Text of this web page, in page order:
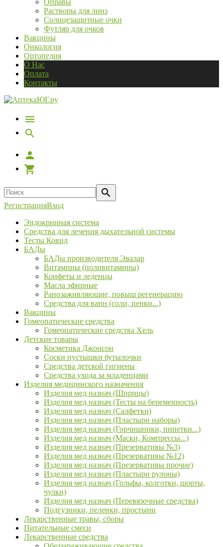
Оправы
Растворы для линз
Солнцезащитные очки
Футляр для очков
Вакцины
Онкология
Ортопедия
О Нас
Оплата
Контакты
РегистрацияВход
Эндокринная система
Средства для лечения дыхательной системы
Тесты Ковид
БАДы
БАДы производителя Эвалар
Витамины (поливитамины)
Конфеты и леденцы
Масла эфирные
Ранозаживляющие, повыш регенерацию
Средства для ванн (соли, пенки...)
Вакцины
Гомеопатические средства
Гомеопатические средства Хель
Детские товары
Косметика Джонсон
Соски пустышки бутылочки
Средства детской гигиены
Средства ухода за младенцами
Изделия медицинского назначения
Изделия мед назнач (Шприцы)
Изделия мед назнач (Тесты на беременность)
Изделия мед назнач (Салфетки)
Изделия мед назнач (Пластыри наборы)
Изделия мед назнач (Горчишники, пипетки...)
Изделия мед назнач (Маски, Компрессы...)
Изделия мед назнач (Презервативы №3)
Изделия мед назнач (Презервативы №12)
Изделия мед назнач (Презервативы прочие)
Изделия мед назнач (Пластыри рулоны)
Изделия мед назнач (Гольфы, колготки, шорты,
чулки)
Изделия мед назнач (Перевязочные средства)
Подгузники, пеленки, простыни
Лекарственные травы, сборы
Питательные смеси
Лекарственные средства